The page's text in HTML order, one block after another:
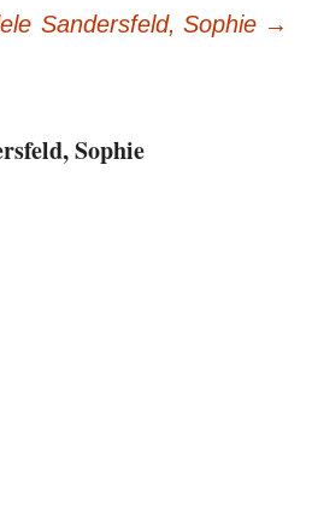
Sandersfeld, Sophie →
Sophie